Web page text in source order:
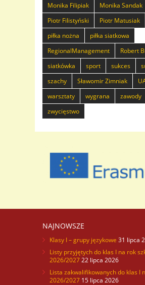
Monika Filipiak
Monika Sandak
Piotr Filistyński
Piotr Matusiak
piłka nożna
piłka siatkowa
RegionalManagement
Robert
siatkówka
sport sukces
szachy
Sławomir Zimniak
warsztaty
wygrana
zawody
zwycięstwo
NAJNOWSZE
Klasy I – grupy językowe 31 lipca
Listy przyjętych do klas I na rok
2026/202722 lipca 2026
Lista zakwalifikowanych do klas I
2026/2027 15 lipca 2026